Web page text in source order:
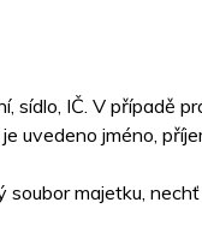
IČ. V případě
uvedeno jméno,
majetku,